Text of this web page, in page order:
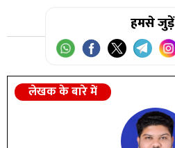
हमसे जुड़ें
लेखक के बारे में